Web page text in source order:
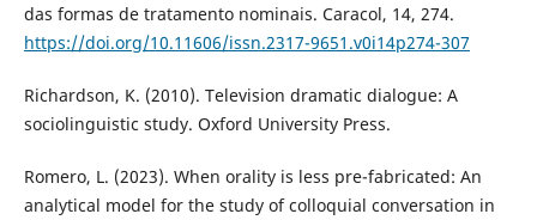
das formas de tratamento nominais. Caracol, 14, 274.
https://doi.org/10.11606/issn.2317-9651.v0i14p274-307
Richardson, K. (2010). Television dramatic dialogue: A
sociolinguistic study. Oxford University Press.
Romero, L. (2023). When orality is less pre-fabricated: An
analytical model for the study of colloquial conversation in